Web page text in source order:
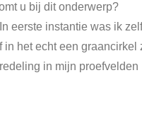
u bij dit onderwerp?
eerste instantie was ik
in het echt een
in mijn